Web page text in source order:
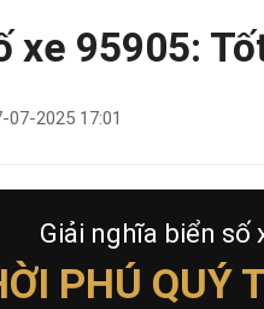
xe 95905:
07-2025 17:01
Giải nghĩa biển số
PHÚ QUÝ